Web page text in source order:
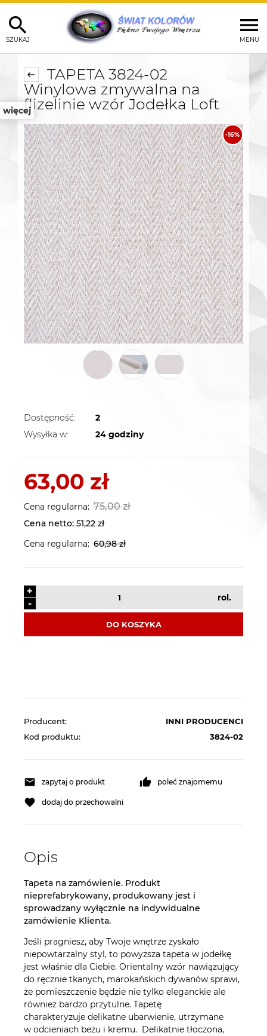
MENU
SZUKAJ
więcej
TAPETA 3824-02
Winylowa zmywalna na
flizelinie wzór Jodełka Loft
Dostępność:
2
Wysyłka w:
24 godziny
63,00 zł
Cena regularna: 75,00 zł
Cena netto: 51,22 zł
Cena regularna: 60,98 zł
-
+
rol.
DO KOSZYKA
Producent:
INNI PRODUCENCI
Kod produktu:
3824-02
zapytaj o produkt poleć znajomemu
dodaj do przechowalni
Opis
Tapeta na zamówienie. Produkt
nieprefabrykowany, produkowany jest i
sprowadzany wyłącznie na indywidualne
zamówienie Klienta.
Jeśli pragniesz, aby Twoje wnętrze zyskało
niepowtarzalny styl, to powyższa tapeta w jodełkę
jest właśnie dla Ciebie. Orientalny wzór nawiązujący
do ręcznie tkanych, marokańskich dywanów sprawi,
że pomieszczenie będzie nie tylko eleganckie ale
również bardzo przytulne. Tapetę
charakteryzuje delikatne ubarwienie, utrzymane
w odcieniach beżu i kremu. Delikatnie tłoczona,